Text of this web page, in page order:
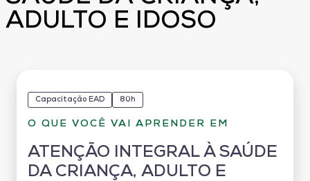
ADULTO E IDOSO
Capacitação EAD 80h
O QUE VOCÊ VAI APRENDER EM
ATENÇÃO INTEGRAL À SAÚDE
DA CRIANÇA, ADULTO E